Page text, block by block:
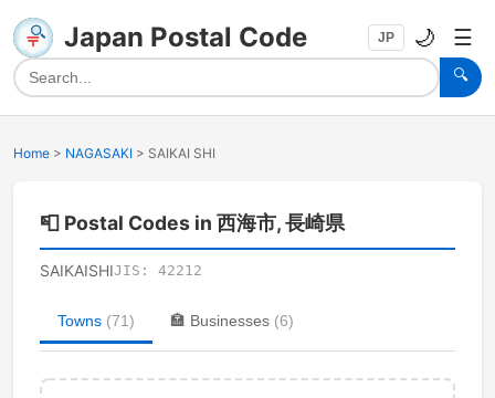
Japan Postal Code
🔍
JP 🌙 ☰
Home > NAGASAKI > SAIKAI SHI
📮 Postal Codes in 西海市, 長崎県
SAIKAISHIJIS: 42212
Towns (71) 🏣 Businesses (6)